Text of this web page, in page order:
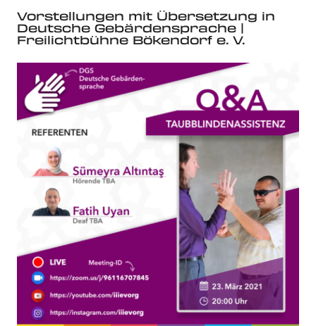
Vorstellungen mit Übersetzung in
Deutsche Gebärdensprache |
Freilichtbühne Bökendorf e. V.